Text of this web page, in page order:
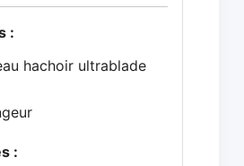
:
hachoir ultrablade
: